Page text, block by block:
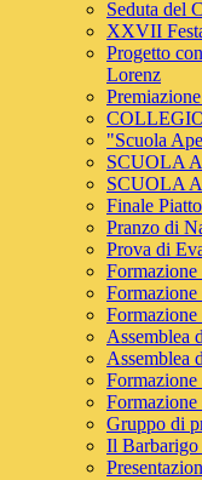
Seduta del
XXVII
Progetto
Lorenz
"Scuola
SCUOLA
SCUOLA
Finale
Pranzo di
Prova di
Formazione
Formazione
Assemblea
Assemblea
Gruppo di
Il